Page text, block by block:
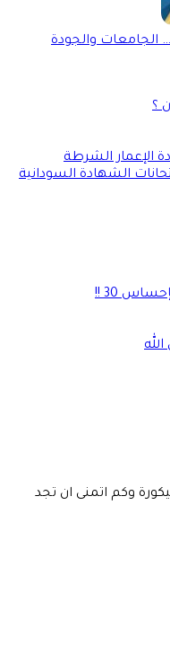
الجامعات والجودة
؟
الإعمار الشرطة
الشهادة السودانية
وكم اتمنى ان تجد